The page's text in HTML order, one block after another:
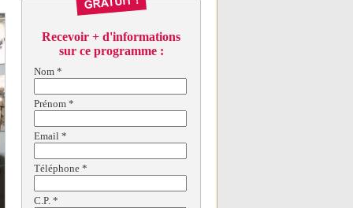
Recevoir + d'informations
sur ce programme :
Nom *
Prénom *
Email *
Téléphone *
C.P. *